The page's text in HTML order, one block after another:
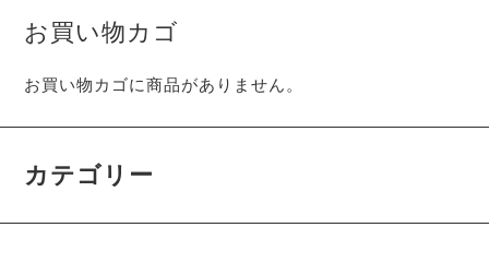
お買い物カゴ
お買い物カゴに商品がありません。
カテゴリー